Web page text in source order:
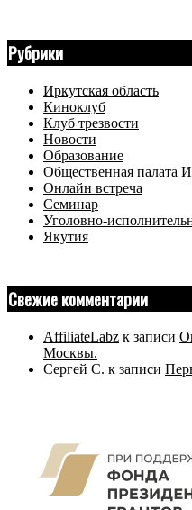
Рубрики
Иркутская область
Киноклуб
Клуб трезвости
Новости
Образование
Общественная палата
Онлайн встреча
Семинар
Уголовно-
Якутия
Свежие комментарии
AffiliateLabz к записи
Москвы.
Сергей С. к записи